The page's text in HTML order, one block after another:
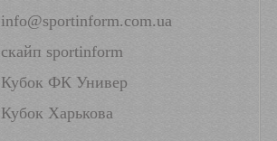
info@sportinform.com.ua
скайп sportinform
Кубок ФК Универ
Кубок Харькова